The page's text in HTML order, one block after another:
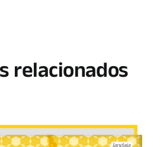
relacionados